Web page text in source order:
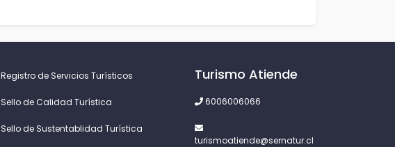
Registro de Servicios Turísticos
Sello de Calidad Turística
Sello de Sustentablidad Turística
Turismo Atiende
6006006066
turismoatiende@sernatur.cl